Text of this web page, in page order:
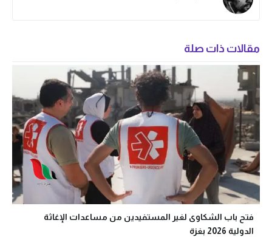
مقالات ذات صلة
فتح باب الشكاوى لغير المستفيدين من مساعدات الإغاثة
الدولية 2026 بغزة